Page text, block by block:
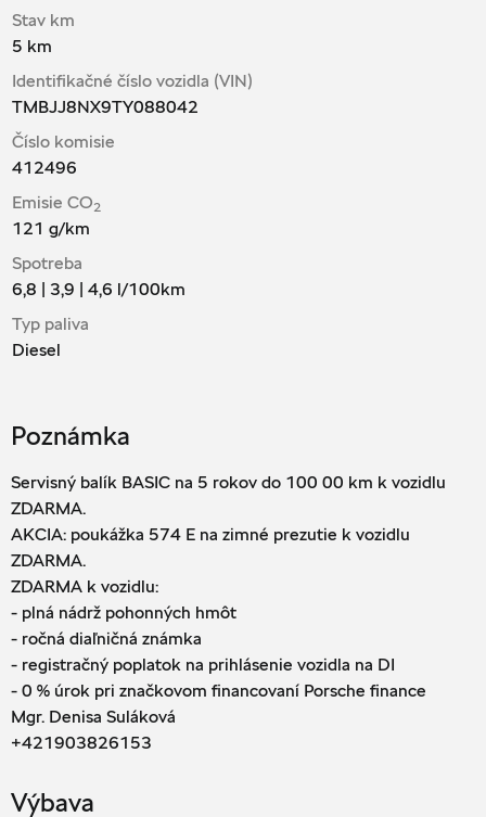
Stav km
5 km
Identifikačné číslo vozidla (VIN)
TMBJJ8NX9TY088042
Číslo komisie
412496
Emisie CO2
121 g/km
Spotreba
6,8 | 3,9 | 4,6 l/100km
Typ paliva
Diesel
Poznámka
Servisný balík BASIC na 5 rokov do 100 00 km k vozidlu
ZDARMA.
AKCIA: poukážka 574 E na zimné prezutie k vozidlu
ZDARMA.
ZDARMA k vozidlu:
- plná nádrž pohonných hmôt
- ročná diaľničná známka
- registračný poplatok na prihlásenie vozidla na DI
- 0 % úrok pri značkovom financovaní Porsche finance
Mgr. Denisa Suláková
+421903826153
Výbava